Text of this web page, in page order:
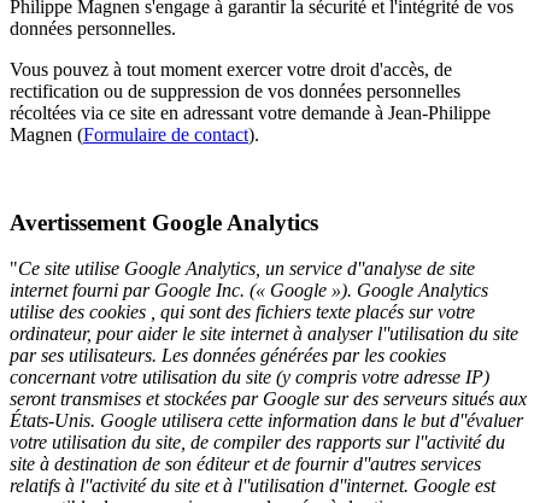
Philippe Magnen s'engage à garantir la sécurité et l'intégrité de vos
données personnelles.
Vous pouvez à tout moment exercer votre droit d'accès, de
rectification ou de suppression de vos données personnelles
récoltées via ce site en adressant votre demande à Jean-Philippe
Magnen (Formulaire de contact).
Avertissement Google Analytics
"Ce site utilise Google Analytics, un service d''analyse de site
internet fourni par Google Inc. (« Google »). Google Analytics
utilise des cookies , qui sont des fichiers texte placés sur votre
ordinateur, pour aider le site internet à analyser l''utilisation du site
par ses utilisateurs. Les données générées par les cookies
concernant votre utilisation du site (y compris votre adresse IP)
seront transmises et stockées par Google sur des serveurs situés aux
États-Unis. Google utilisera cette information dans le but d''évaluer
votre utilisation du site, de compiler des rapports sur l''activité du
site à destination de son éditeur et de fournir d''autres services
relatifs à l''activité du site et à l''utilisation d''internet. Google est